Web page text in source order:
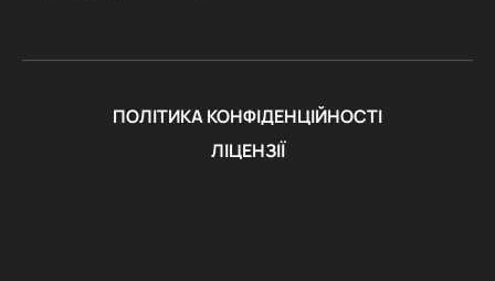
ПОЛІТИКА КОНФІДЕНЦІЙНОСТІ
ЛІЦЕНЗІЇ